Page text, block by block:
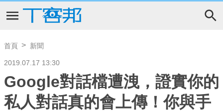
首頁 新聞
2019.07.17 13:30
Google對話檔遭洩，證實你的
私人對話真的會上傳！你與手